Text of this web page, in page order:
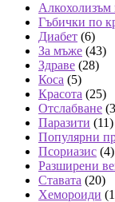
Гъбички по
Диабет (6)
За мъже (43)
Здраве (28)
Коса (5)
Красота (25)
Отслабване
Паразити (11)
Популярни
Псориазис (4)
Разширени
Ставата (20)
Хемороиди